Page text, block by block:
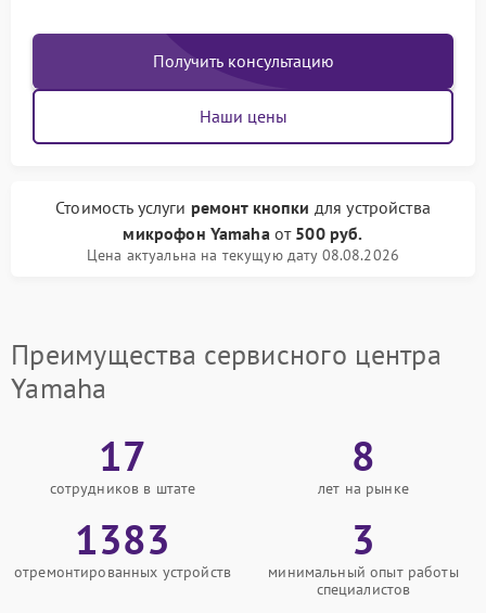
Получить консультацию
Наши цены
Стоимость услуги ремонт кнопки для устройства
микрофон Yamahaот 500 руб.
Цена актуальна на текущую дату 08.08.2026
Преимущества сервисного центра
Yamaha
17
сотрудников в штате
8
лет на рынке
1383
отремонтированных устройств
3
минимальный опыт работы
специалистов